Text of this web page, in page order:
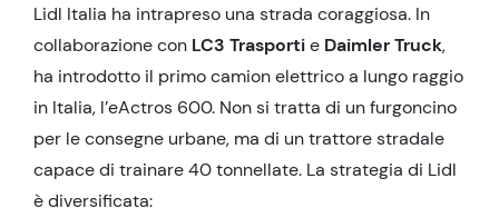
Lidl Italia ha intrapreso una strada coraggiosa. In
collaborazione con LC3 Trasportie Daimler Truck,
ha introdotto il primo camion elettrico a lungo raggio
in Italia, l’eActros 600. Non si tratta di un furgoncino
per le consegne urbane, ma di un trattore stradale
capace di trainare 40 tonnellate. La strategia di Lidl
è diversificata: